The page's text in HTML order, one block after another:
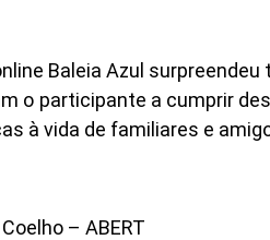
Baleia Azul
o participante a cumprir
à vida de familiares e
– ABERT